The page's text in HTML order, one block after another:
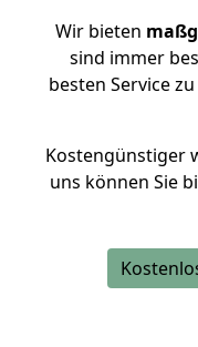
Wir bieten
sind immer
besten Service
Kostengünstiger
uns können Sie